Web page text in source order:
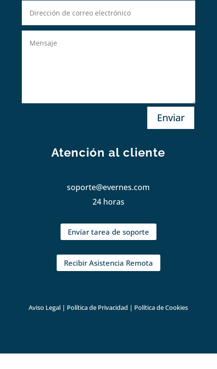
Enviar
Atención al cliente
soporte@evernes.com
24 horas
Envíar tarea de soporte
Recibir Asistencia Remota
Aviso Legal | Política de Privacidad | Política de Cookies